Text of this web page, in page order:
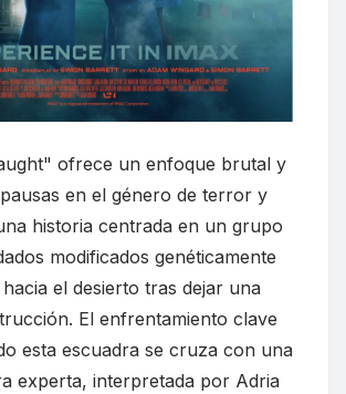
ofrece un enfoque brutal y
en el género de terror y
historia centrada en un grupo
modificados genéticamente
el desierto tras dejar una
El enfrentamiento clave
esta escuadra se cruza con una
experta, interpretada por Adria